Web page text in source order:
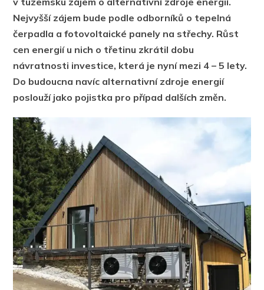
Nejvyšší zájem bude podle odborníků o tepelná
čerpadla a fotovoltaické panely na střechy. Růst
cen energií u nich o třetinu zkrátil dobu
návratnosti investice, která je nyní mezi 4 – 5 lety.
Do budoucna navíc alternativní zdroje energií
poslouží jako pojistka pro případ dalších změn.